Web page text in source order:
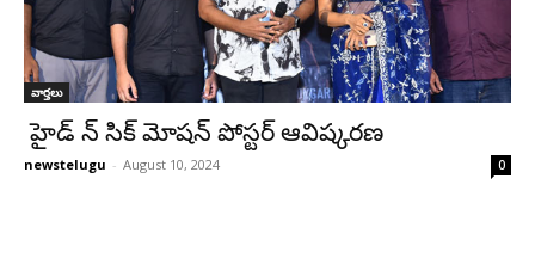
వార్తలు
హైడ్ న్ సిక్ మోషన్ పోస్టర్ ఆవిష్కరణ
newstelugu - August 10, 2024 0